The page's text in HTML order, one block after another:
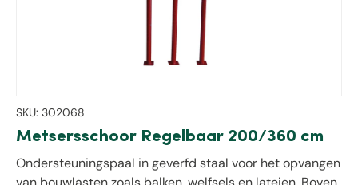
SKU: 302068
Metsersschoor Regelbaar 200/360 cm
Ondersteuningspaal in geverfd staal voor het opvangen